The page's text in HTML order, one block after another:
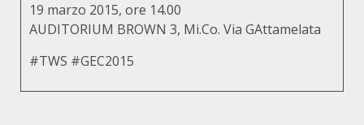
19 marzo 2015, ore 14.00
AUDITORIUM BROWN 3, Mi.Co. Via GAttamelata
#TWS #GEC2015